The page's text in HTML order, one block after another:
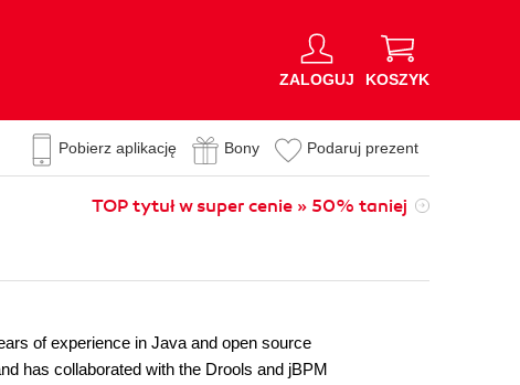
ZALOGUJ KOSZYK
Pobierz aplikację Bony Podaruj prezent
TOP tytuł w super cenie » 50% taniej
of experience in Java and open source
has collaborated with the Drools and jBPM